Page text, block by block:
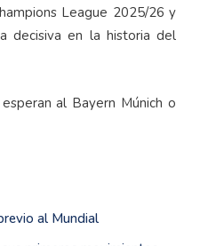
League 2025/26 y
decisiva en la historia del
al Bayern Múnich o
al Mundial